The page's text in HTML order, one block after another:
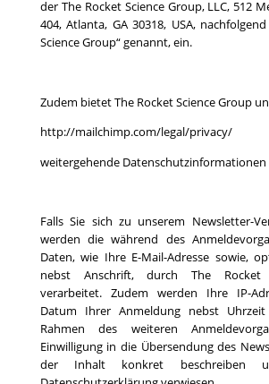
der The Rocket Science Group, LLC, 512
404, Atlanta, GA 30318, USA,
Science Group“ genannt, ein.
Zudem bietet The Rocket Science Group
http://mailchimp.com/legal/privacy/
weitergehende Datenschutzinformationen
Falls Sie sich zu unserem Newsletter-
werden die während des
Daten, wie Ihre E-Mail-Adresse sowie,
nebst Anschrift, durch The Rocket
verarbeitet. Zudem werden Ihre IP-
Datum Ihrer Anmeldung nebst
Rahmen des weiteren
Einwilligung in die Übersendung des
der Inhalt konkret beschreiben